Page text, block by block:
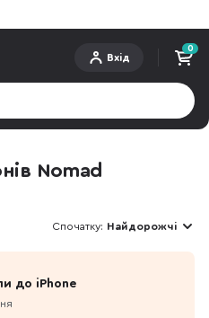
Вхід
0
до iPhone
Nomad
Спочатку: Найдорожчі